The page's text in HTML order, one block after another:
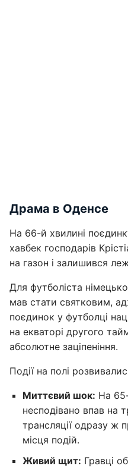
Драма в Оденсе
На 66-й хвилині
хавбек господарів
на газон і залишився
Для футболіста
мав стати святковим,
поєдинок у футболці
на екваторі другого
абсолютне заціпеніння.
Події на полі
Миттєвий шок: На
несподівано впав на
трансляції одразу ж
місця подій.
Живий щит: Гравці